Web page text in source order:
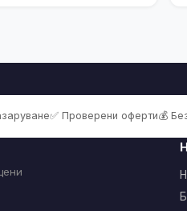
✅ Проверени оферти💰